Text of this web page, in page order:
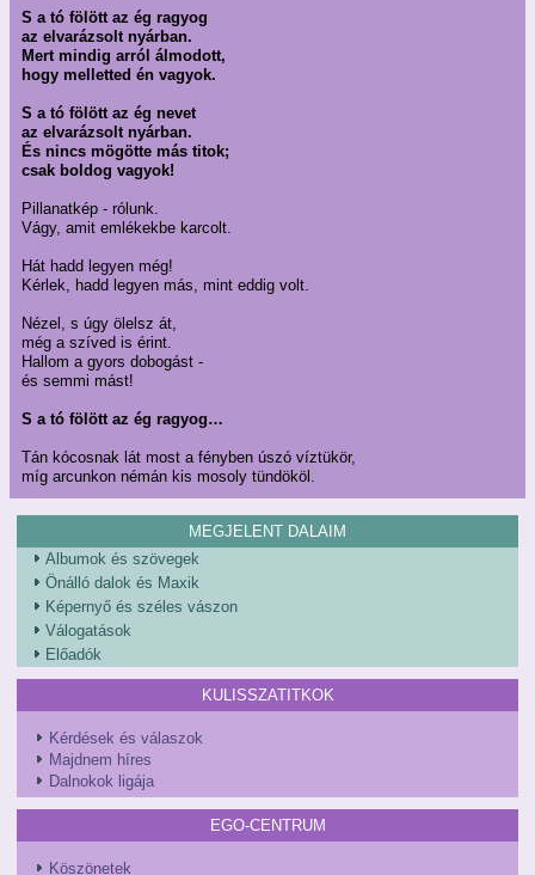
S a tó fölött az ég ragyog
az elvarázsolt nyárban.
Mert mindig arról álmodott,
hogy melletted én vagyok.
S a tó fölött az ég nevet
az elvarázsolt nyárban.
És nincs mögötte más titok;
csak boldog vagyok!
Pillanatkép - rólunk.
Vágy, amit emlékekbe karcolt.
Hát hadd legyen még!
Kérlek, hadd legyen más, mint eddig volt.
Nézel, s úgy ölelsz át,
még a szíved is érint.
Hallom a gyors dobogást -
és semmi mást!
S a tó fölött az ég ragyog…
Tán kócosnak lát most a fényben úszó víztükör,
míg arcunkon némán kis mosoly tündököl.
MEGJELENT DALAIM
Albumok és szövegek
Önálló dalok és Maxik
Képernyő és széles vászon
Válogatások
Előadók
KULISSZATITKOK
Kérdések és válaszok
Majdnem híres
Dalnokok ligája
EGO-CENTRUM
Köszönetek